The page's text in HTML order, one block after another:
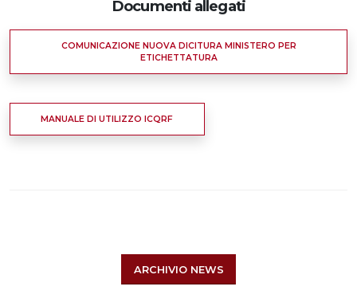
Documenti allegati
COMUNICAZIONE NUOVA DICITURA MINISTERO PER
ETICHETTATURA
MANUALE DI UTILIZZO ICQRF
ARCHIVIO NEWS